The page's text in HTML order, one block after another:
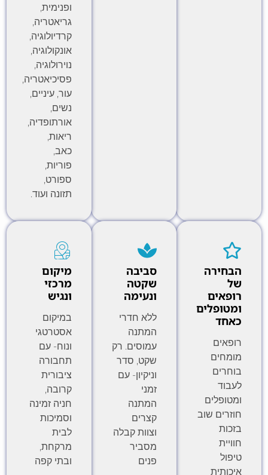
ופנימית,
גריאטריה,
קרדיולוגיה,
אונקולוגיה,
נוירולוגיה,
פסיכיאטריה,
עור, עיניים,
נשים,
אורתופדיה,
ריאות,
כאב,
פוריות,
ספורט,
תזונה ועוד.
הבחירה
של
רופאים
ומטופלים
כאחד
רופאים
מומחים
בוחרים
לעבוד
ומטופלים
חוזרים שוב
בזכות
חוויית
טיפול
איכותית
סביבה
שקטה
ונעימה
ללא חדרי
המתנה
עמוסים. רק
שקט, סדר
וניקיון- עם
זמני
המתנה
קצרים
וצוות קבלה
מסביר
פנים
מיקום
מרכזי
ונגיש
במיקום
אסטרטגי
ונוח- עם
תחבורה
ציבורית
קרובה,
חניה זמינה
וסמיכות
לבית
מרקחת,
ובתי קפה